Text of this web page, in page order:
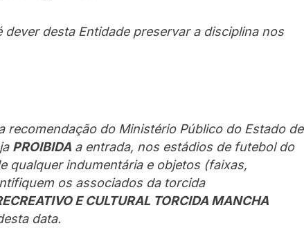
dever desta Entidade preservar a disciplina nos
recomendação do Ministério Público do Estado de
PROIBIDA a entrada, nos estádios de futebol do
qualquer indumentária e objetos (faixas,
os associados da torcida
E CULTURAL TORCIDA MANCHA
data.